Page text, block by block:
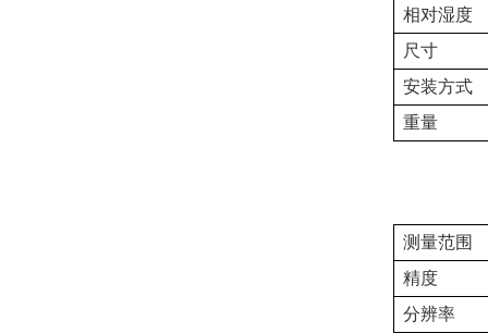
相对湿度
尺寸
安装方式
重量
测量范围
精度
分辨率